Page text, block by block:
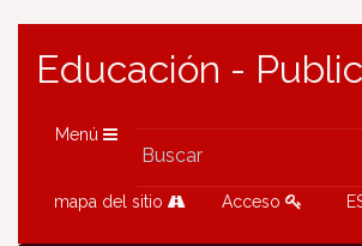
Educación -
Menú
mapa del sitio Acceso